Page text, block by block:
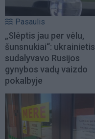
Pasaulis
„Slėptis jau per vėlu,
šunsnukiai“: ukrainietis
sudalyvavo Rusijos
gynybos vadų vaizdo
pokalbyje